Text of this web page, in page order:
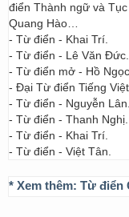
điển Thành ngữ và
Quang Hào…
- Từ điển - Khai Trí.
- Từ điển - Lê Văn Đức.
- Từ điển mở - Hồ
- Đại Từ điển Tiếng Việt.
- Từ điển - Nguyễn Lân.
- Từ điển - Thanh Nghị.
- Từ điển - Khai Trí.
- Từ điển - Việt Tân.
* Xem thêm: Từ điển